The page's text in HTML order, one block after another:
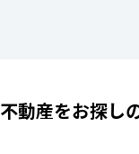
不動産をお探し